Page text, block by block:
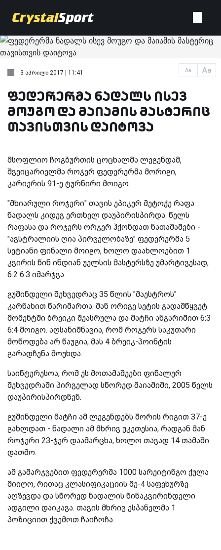
Aa Aa
3 აპრილი 2017 | 11:41
ფედერერმა ნადალს ისევ
მოუგო და მაიამის მასტერიც
თავისთვის დაიტოვა
მსოფლიო ჩოგბურთის ცოცხალმა ლეგენდამ,
შვეიცარიელმა როჯერ ფედერერმა მორიგი,
კარიერის 91-ე ტურნირი მოიგო.
"მხიარული როჯერი" თავის ეპიკურ მეტოქე რაფა
ნადალს კიდევ ერთხელ დაუპირისპირდა. წელს
რაფასა და როჯერს ორჯერ ჰქონდათ ნათამაშები -
"ავსტრალიის ღია პირველობაზე" ფედერერმა 5
სეტიანი ფინალი მოიგო, ხოლო დაახლოებით 1
კვირის წინ ინდიან უელსის მასტერსზე უმარტივესად,
6:2 6:3 იმარჯვა.
გუშინდელი შეხვედრაც 35 წლის "მაესტროს"
კარნახით წარიმართა. მან ორივე სეტის გადამწყვეტ
მომენტში ბრეიკი შეასრულა და მატჩი ანგარიშით 6:3
6:4 მოიგო. აღსანიშნავია, რომ როჯერს საკუთარი
მოწოდება არ წაუგია, მას 4 ბრეიკ-პოინტის
გარადჩენა მოუხდა.
საინტერესოა, რომ ეს მოთამაშეები ფინალურ
შეხვედრაში პირველად სწორედ მაიამიში, 2005 წელს
დაუპირისპირდნენ.
გუშინდელი მატჩი ამ ლეგენდებს შორის რიგით 37-ე
გახლდათ - ნადალი ამ მხრივ უკეთესია, რადგან მან
როჯერი 23-ჯერ დაამარცხა, ხოლო თავად 14 თამაში
დათმო.
ამ გამარჯვებით ფედერერმა 1000 სარეიტინგო ქულა
მიიღო, რითაც კლასიფიკაციის მე-4 საფეხურზე
აღზევდა და სწორედ ნადალის წინაკვირინდელი
ადგილი დაიკავა. თავის მხრივ ესპანელმა 1
პოზიციით ქვემოთ ჩაიჩოჩა.